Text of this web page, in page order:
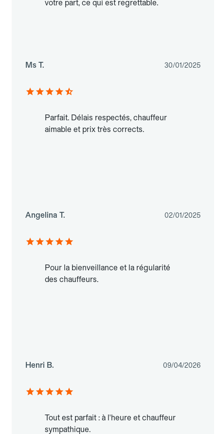
votre part, ce qui est regrettable.
Ms T. 30/01/2025
Parfait. Délais respectés, chauffeur
aimable et prix très corrects.
Angelina T. 02/01/2025
Pour la bienveillance et la régularité
des chauffeurs.
Henri B. 09/04/2026
Tout est parfait : à l'heure et chauffeur
sympathique.